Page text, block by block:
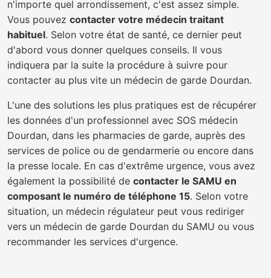
n'importe quel arrondissement, c'est assez simple.
Vous pouvez contacter votre médecin traitant
habituel. Selon votre état de santé, ce dernier peut
d'abord vous donner quelques conseils. Il vous
indiquera par la suite la procédure à suivre pour
contacter au plus vite un médecin de garde Dourdan.
L'une des solutions les plus pratiques est de récupérer
les données d'un professionnel avec SOS médecin
Dourdan, dans les pharmacies de garde, auprès des
services de police ou de gendarmerie ou encore dans
la presse locale. En cas d'extrême urgence, vous avez
également la possibilité de contacter le SAMU en
composant le numéro de téléphone 15. Selon votre
situation, un médecin régulateur peut vous rediriger
vers un médecin de garde Dourdan du SAMU ou vous
recommander les services d'urgence.